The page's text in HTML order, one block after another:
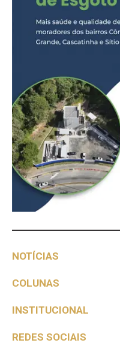
NOTÍCIAS
COLUNAS
INSTITUCIONAL
REDES SOCIAIS